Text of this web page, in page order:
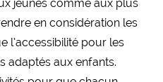
jeunes comme aux plus
en considération les
l’accessibilité pour les
adaptés aux enfants.